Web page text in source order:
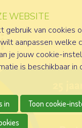
WEBSITE
gebruik van cookies
aanpassen welke
je jouw cookie-
is beschikbaar in
in
Toon cookie-